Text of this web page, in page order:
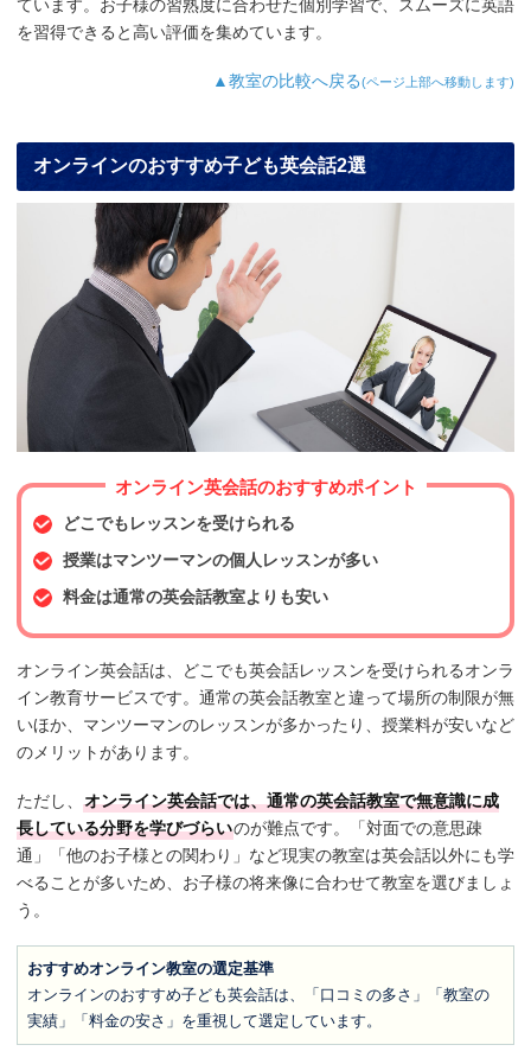
ています。お子様の習熟度に合わせた個別学習で、スムーズに英語
を習得できると高い評価を集めています。
▲教室の比較へ戻る(ページ上部へ移動します)
オンラインのおすすめ子ども英会話2選
オンライン英会話のおすすめポイント
どこでもレッスンを受けられる
授業はマンツーマンの個人レッスンが多い
料金は通常の英会話教室よりも安い
オンライン英会話は、どこでも英会話レッスンを受けられるオンラ
イン教育サービスです。通常の英会話教室と違って場所の制限が無
いほか、マンツーマンのレッスンが多かったり、授業料が安いなど
のメリットがあります。
ただし、 オンライン英会話では、通常の英会話教室で無意識に成
長している分野を学びづらいのが難点です。「対面での意思疎
通」「他のお子様との関わり」など現実の教室は英会話以外にも学
べることが多いため、お子様の将来像に合わせて教室を選びましょ
う。
おすすめオンライン教室の選定基準
オンラインのおすすめ子ども英会話は、「口コミの多さ」「教室の
実績」「料金の安さ」を重視して選定しています。